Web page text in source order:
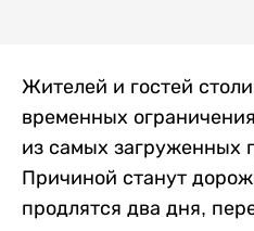
Жителей и гостей
временных
из самых загруженных
Причиной станут
продлятся два дня,